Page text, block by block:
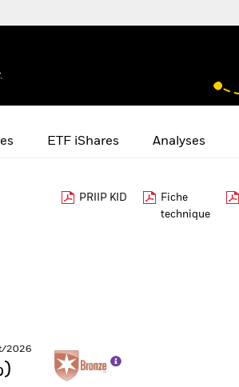
.
ETF iShares Analyses
PRIIP KID
Fiche
technique
2026